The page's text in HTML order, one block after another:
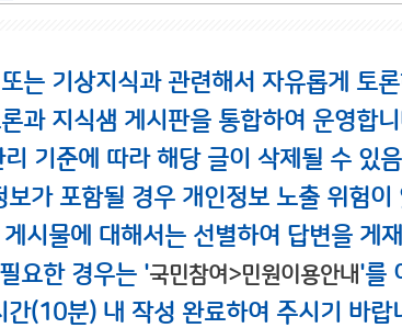
는 기상지식과 관련해서 자유롭게 토
과 지식샘 게시판을 통합하여 운영합
기준에 따라 해당 글이 삭제될 수 있
가 포함될 경우 개인정보 노출 위험
시물에 대해서는 선별하여 답변을 게
요한 경우는 '국민참여>민원이용안내'를
간(10분) 내 작성 완료하여 주시기 바랍